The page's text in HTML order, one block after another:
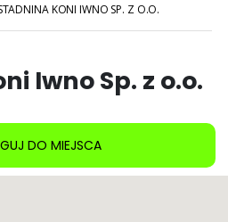
KONI IWNO SP. Z O.O.
Iwno Sp. z o.o.
DO MIEJSCA